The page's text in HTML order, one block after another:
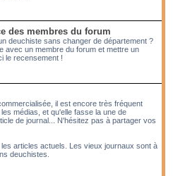
des membres du forum
deuchiste sans changer de département ?
avec un membre du forum et mettre un
le recensement !
il est encore très fréquent
médias, et qu'elle fasse la une de
de journal... N'hésitez pas à partager vos
articles actuels. Les vieux journaux sont à
deuchistes.